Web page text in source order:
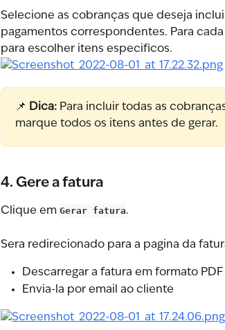
Selecione as cobranças que deseja
pagamentos correspondentes. Para
para escolher itens especificos.
📌 Dica: Para incluir todas as
marque todos os itens antes de gerar.
4. Gere a fatura
Clique em Gerar fatura.
Sera redirecionado para a pagina da
Descarregar a fatura em formato PDF
Envia-la por email ao cliente